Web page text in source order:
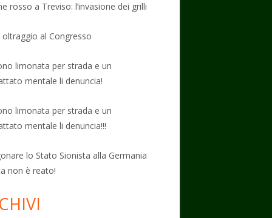
rosso a Treviso: l’invasione dei grilli
oltraggio al Congresso
limonata per strada e un
mentale li denuncia!
limonata per strada e un
mentale li denuncia!!!
lo Stato Sionista alla Germania
non è reato!